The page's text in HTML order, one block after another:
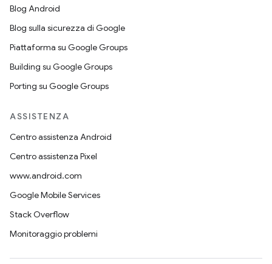
Blog Android
Blog sulla sicurezza di Google
Piattaforma su Google Groups
Building su Google Groups
Porting su Google Groups
ASSISTENZA
Centro assistenza Android
Centro assistenza Pixel
www.android.com
Google Mobile Services
Stack Overflow
Monitoraggio problemi